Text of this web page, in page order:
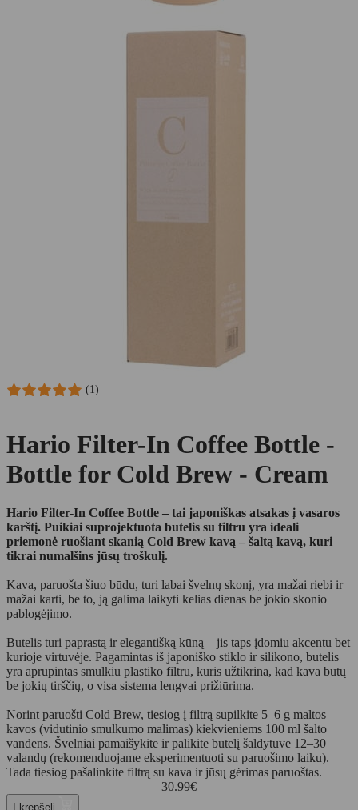
(1)
Hario Filter-In Coffee Bottle -
Bottle for Cold Brew - Cream
Hario Filter-In Coffee Bottle – tai japoniškas atsakas į vasaros
karštį. Puikiai suprojektuota butelis su filtru yra ideali
priemonė ruošiant skanią Cold Brew kavą – šaltą kavą, kuri
tikrai numalšins jūsų troškulį.
Kava, paruošta šiuo būdu, turi labai švelnų skonį, yra mažai riebi ir
mažai karti, be to, ją galima laikyti kelias dienas be jokio skonio
pablogėjimo.
Butelis turi paprastą ir elegantišką kūną – jis taps įdomiu akcentu bet
kurioje virtuvėje. Pagamintas iš japoniško stiklo ir silikono, butelis
yra aprūpintas smulkiu plastiko filtru, kuris užtikrina, kad kava būtų
be jokių tirščių, o visa sistema lengvai prižiūrima.
Norint paruošti Cold Brew, tiesiog į filtrą supilkite 5–6 g maltos
kavos (vidutinio smulkumo malimas) kiekvieniems 100 ml šalto
vandens. Švelniai pamaišykite ir palikite butelį šaldytuve 12–30
valandų (rekomenduojame eksperimentuoti su paruošimo laiku).
Tada tiesiog pašalinkite filtrą su kava ir jūsų gėrimas paruoštas.
30.99€
Į krepšelį